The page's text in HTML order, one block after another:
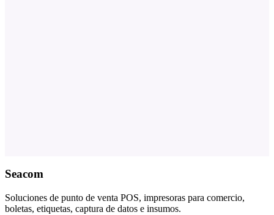
Seacom
Soluciones de punto de venta POS, impresoras para comercio,
boletas, etiquetas, captura de datos e insumos.